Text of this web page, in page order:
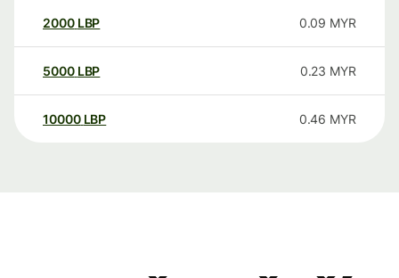
2000 LBP 0.09 MYR
5000 LBP 0.23 MYR
10000 LBP 0.46 MYR